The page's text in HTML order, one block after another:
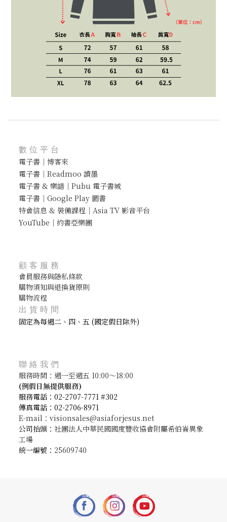
數位平台
電子書｜博客來
電子書｜Readmoo 讀墨
電子書 & 樂譜｜Pubu 電子書城
電子書｜Google Play 圖書
特會信息 & 裝備課程｜Asia TV 影音平台
YouTube｜約書亞樂團
顧客服務
會員服務與隱私條款
購物須知與退換貨原則
購物流程
出貨時間
固定為每週二、四、五 (國定假日除外)
聯絡我們
服務時間：週一至週五 10:00～18:00
(例假日無提供服務)
服務電話：02-2707-7771 #302
傳真電話：02-2706-8971
E-mail：visionsales@asiaforjesus.net
公司抬頭： 社團法人中華民國國度豐收協會附屬希伯崙異象
工場
統一編號： 25609740